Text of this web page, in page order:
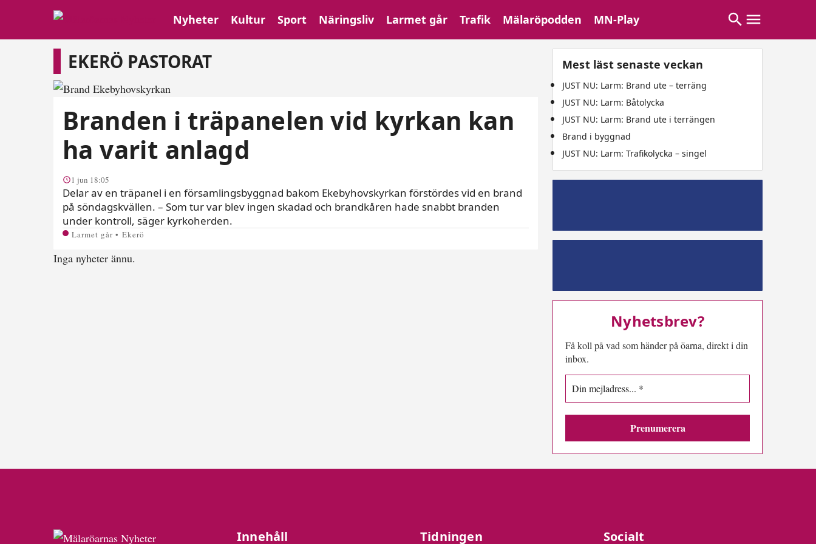
Nyheter Kultur Sport Näringsliv Larmet går Trafik Mälaröpodden MN-Play
Ekerö pastorat
EKERÖ PASTORAT
Branden i träpanelen vid kyrkan kan
ha varit anlagd
1 jun 18:05
Delar av en träpanel i en församlingsbyggnad bakom Ekebyhovskyrkan förstördes vid en brand
på söndagskvällen. – Som tur var blev ingen skadad och brandkåren hade snabbt branden
under kontroll, säger kyrkoherden.
Larmet går • Ekerö
Inga nyheter ännu.
Mest läst senaste veckan
JUST NU: Larm: Brand ute – terräng
JUST NU: Larm: Båtolycka
JUST NU: Larm: Brand ute i terrängen
Brand i byggnad
JUST NU: Larm: Trafikolycka – singel
Nyhetsbrev?
Få koll på vad som händer på öarna, direkt i din
inbox.
Innehåll Tidningen Socialt